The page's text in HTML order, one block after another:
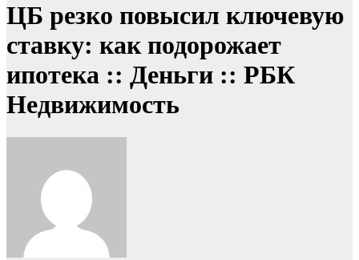
ЦБ резко повысил ключевую
ставку: как подорожает
ипотека :: Деньги :: РБК
Недвижимость